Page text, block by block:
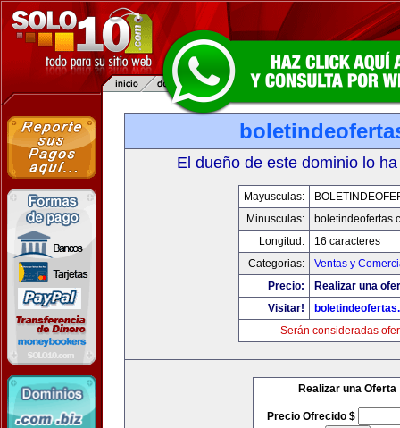
El dueño de este dominio lo
Mayusculas:
Minusculas:
Longitud:
16 caracteres
Categorias:
Ventas y
Precio:
Realizar una
Visitar!
Serán consideradas
Realizar una Oferta
Precio Ofrecido $